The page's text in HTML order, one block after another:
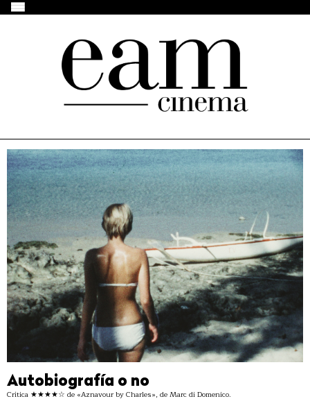
Autobiografía o no
Crítica ★★★★☆ de «Aznavour by Charles», de Marc di Domenico.